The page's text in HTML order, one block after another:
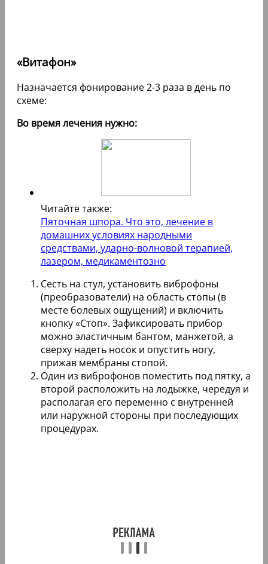
«Витафон»
Назначается фонирование 2-3 раза в день по
схеме:
Во время лечения нужно:
Читайте также:
Пяточная шпора. Что это, лечение в
домашних условиях народными
средствами, ударно-волновой терапией,
лазером, медикаментозно
Сесть на стул, установить виброфоны
(преобразователи) на область стопы (в
месте болевых ощущений) и включить
кнопку «Стоп». Зафиксировать прибор
можно эластичным бантом, манжетой, а
сверху надеть носок и опустить ногу,
прижав мембраны стопой.
Один из виброфонов поместить под пятку, а
второй расположить на лодыжке, чередуя и
располагая его переменно с внутренней
или наружной стороны при последующих
процедурах.